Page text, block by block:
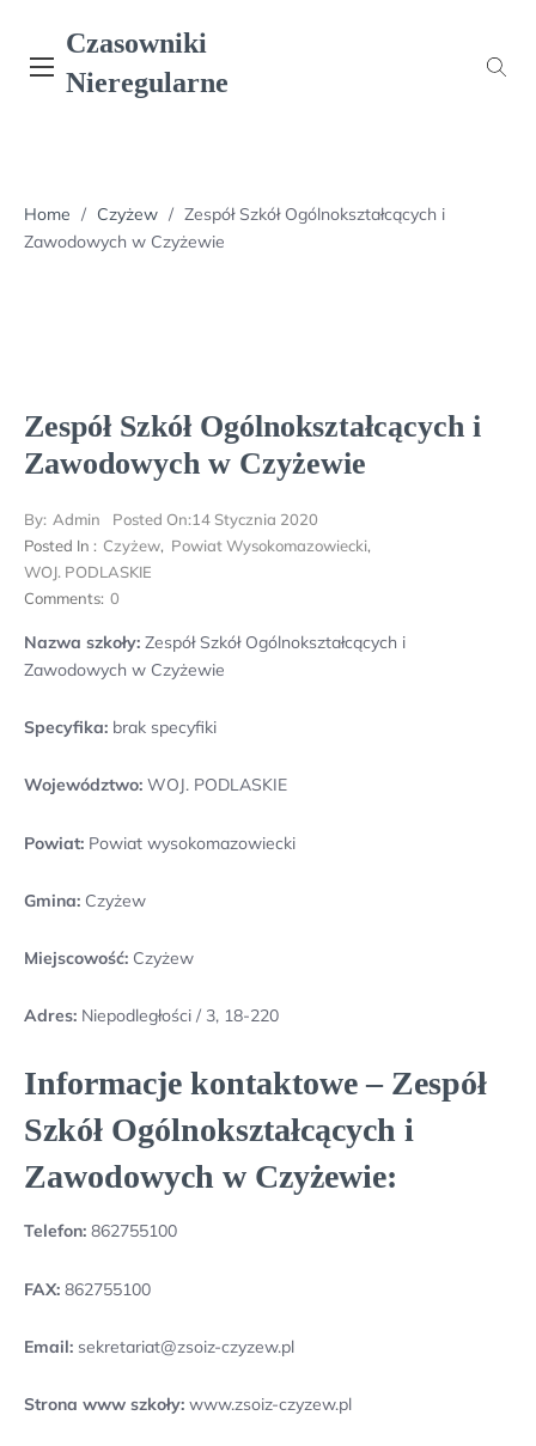
content
Czasowniki
Nieregularne
Home / Czyżew / Zespół Szkół Ogólnokształcących i
Zawodowych w Czyżewie
Zespół Szkół Ogólnokształcących i
Zawodowych w Czyżewie
By: Admin Posted On:14 Stycznia 2020
Posted In : Czyżew, Powiat Wysokomazowiecki,
WOJ. PODLASKIE
Comments: 0
Nazwa szkoły: Zespół Szkół Ogólnokształcących i
Zawodowych w Czyżewie
Specyfika: brak specyfiki
Województwo: WOJ. PODLASKIE
Powiat: Powiat wysokomazowiecki
Gmina: Czyżew
Miejscowość: Czyżew
Adres: Niepodległości / 3, 18-220
Informacje kontaktowe – Zespół
Szkół Ogólnokształcących i
Zawodowych w Czyżewie:
Telefon: 862755100
FAX: 862755100
Email: sekretariat@zsoiz-czyzew.pl
Strona www szkoły: www.zsoiz-czyzew.pl